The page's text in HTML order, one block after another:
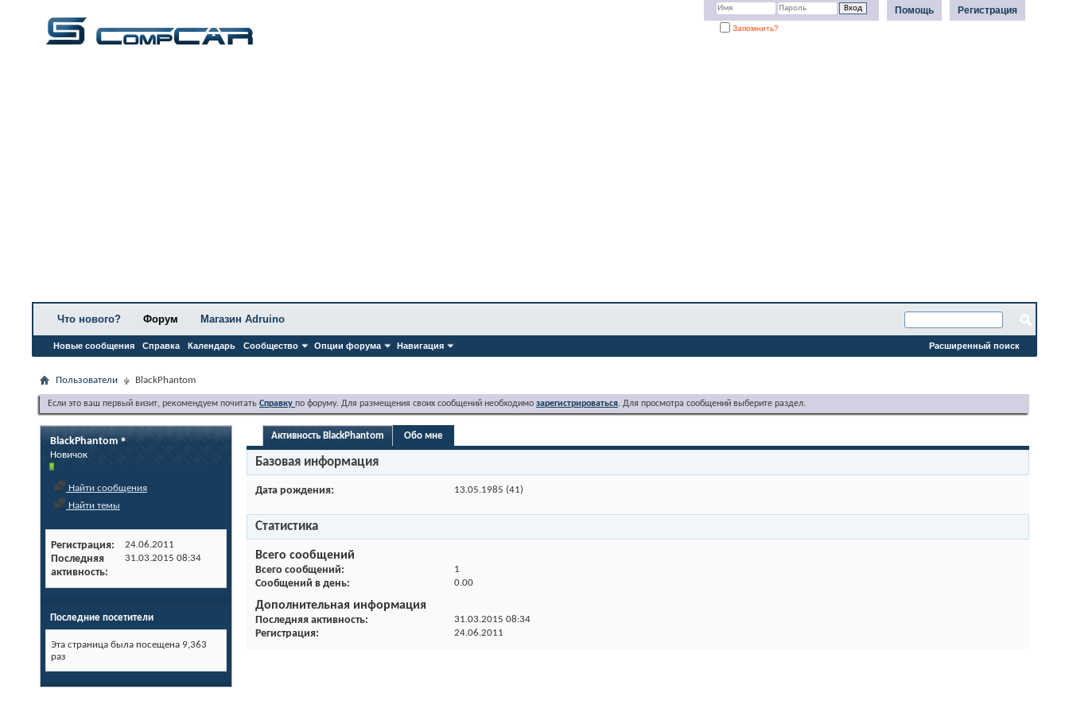
Регистрация
Помощь
Запомнить?
Что нового? Форум
Новые сообщения Справка Календарь Сообщество Опции форума Навигация
Магазин Adruino
Расширенный поиск
Пользователи BlackPhantom
Если это ваш первый визит, рекомендуем почитать Справку по форуму. Для размещения своих сообщений необходимо зарегистрироваться. Для просмотра сообщений выберите раздел.
BlackPhantom
Новичок
Найти сообщения
Найти темы
Регистрация 24.06.2011
Последняя
активность
31.03.2015 08:34
Последние посетители
Эта страница была посещена 9,363
раз
Активность BlackPhantom Обо мне
Базовая информация
Дата рождения 13.05.1985 (41)
Статистика
Всего сообщений
Всего сообщений 1
Сообщений в день 0.00
Дополнительная информация
Последняя активность 31.03.2015 08:34
Регистрация 24.06.2011